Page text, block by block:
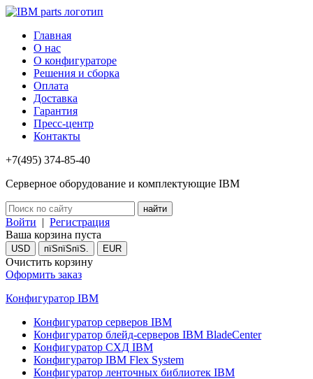
Главная
О нас
О конфигураторе
Решения и сборка
Оплата
Доставка
Гарантия
Пресс-центр
Контакты
+7(495) 374-85-40
Серверное оборудование и комплектующие IBM
Войти | Регистрация
Ваша корзина пуста
USD пїЅпїЅпїЅ. EUR
Очистить корзину
Оформить заказ
Конфигуратор IBM
Конфигуратор серверов IBM
Конфигуратор блейд-серверов IBM BladeCenter
Конфигуратор СХД IBM
Конфигуратор IBM Flex System
Конфигуратор ленточных библиотек IBM